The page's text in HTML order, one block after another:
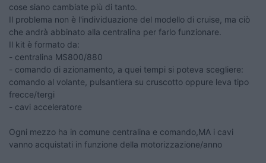
cose siano cambiate più di tanto.
Il problema non è l'individuazione del modello di cruise, ma ciò
che andrà abbinato alla centralina per farlo funzionare.
Il kit è formato da:
- centralina MS800/880
- comando di azionamento, a quei tempi si poteva scegliere:
comando al volante, pulsantiera su cruscotto oppure leva tipo
frecce/tergi
- cavi acceleratore
Ogni mezzo ha in comune centralina e comando,MA i cavi
vanno acquistati in funzione della motorizzazione/anno